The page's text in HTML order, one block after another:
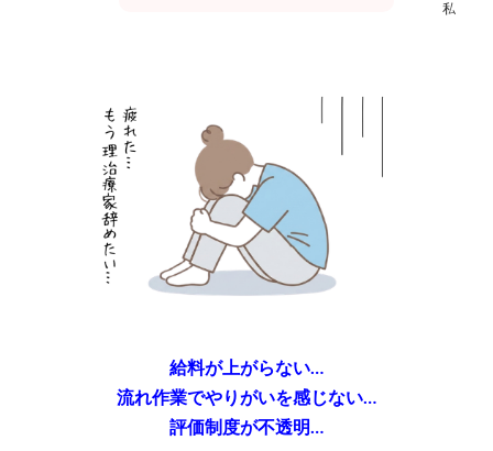
私
給料が上がらない…
流れ作業でやりがいを感じない…
評価制度が不透明…